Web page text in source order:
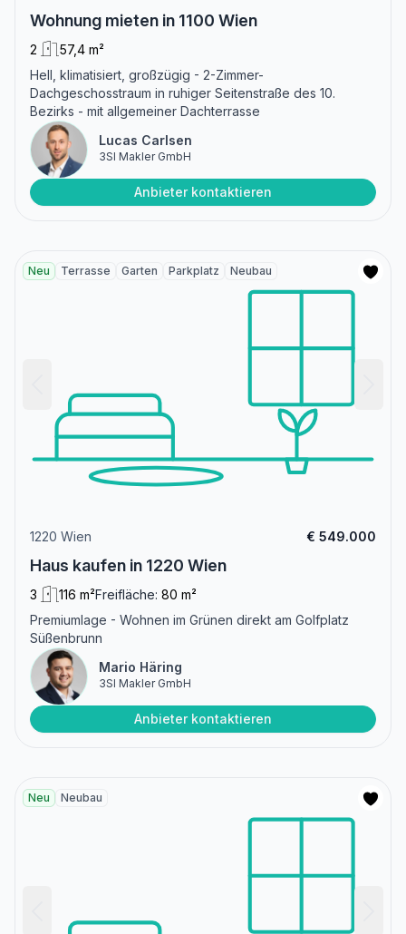
Wohnung mieten in 1100 Wien
2
57,4 m²
Hell, klimatisiert, großzügig - 2-Zimmer-
Dachgeschosstraum in ruhiger Seitenstraße des 10.
Bezirks - mit allgemeiner Dachterrasse
Lucas Carlsen
3SI Makler GmbH
Anbieter kontaktieren
Neu Terrasse Garten Parkplatz Neubau
1220 Wien € 549.000
Haus kaufen in 1220 Wien
3 116 m²Freifläche: 80 m²
Premiumlage - Wohnen im Grünen direkt am Golfplatz
Süßenbrunn
Mario Häring
3SI Makler GmbH
Anbieter kontaktieren
Neu Neubau